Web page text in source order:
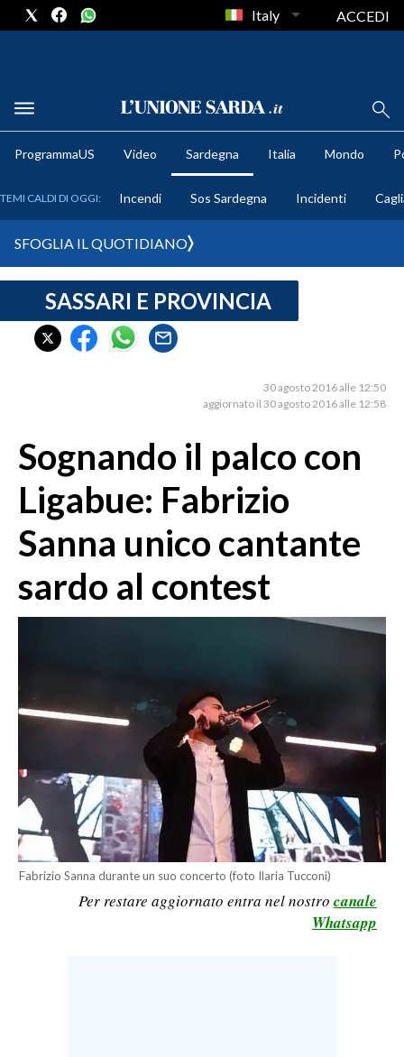
METEO
CRONACA SARDEGNA
CAGLIARI
SASSARI E PROVINCIA
GALLURA
NUORO E PROVINCIA
OGLIASTRA
CRONACA
POLITICA
SERVIZI ALLE IMPRESE
LAVORO
BANDI
SPORT IN SARDEGNA
Italy ACCEDI
ProgrammaUS Video Sardegna Italia Mondo
TEMI CALDI DI OGGI: Incendi Sos Sardegna Incidenti
SFOGLIA IL QUOTIDIANO
SASSARI E PROVINCIA
30 agosto 2016 alle 12:50
aggiornato il 30 agosto 2016 alle 12:58
Sognando il palco con
Ligabue: Fabrizio
Sanna unico cantante
sardo al contest
Fabrizio Sanna durante un suo concerto (foto Ilaria Tucconi)
Per restare aggiornato entra nel nostro canale
Whatsapp